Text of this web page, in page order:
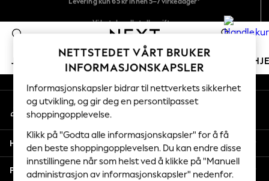
Vi betaler alle tollavgifter
Fleksible og sikre betalinger med Klarna
0
JENTER GUTTER BABY KVINNER
GIRLS
New In
50 - 92cm
98 - 110cm
116 - 134cm
140 - 174cm
Trending: Top & Short Sets
Våre sosiale nettverk
Min konto
Logg inn på kontoen din
Hjelp
Personvern & Juridisk
NETTSTEDET VÅRT BRUKER
INFORMASJONSKAPSLER
Informasjonskapsler bidrar til nettverkets sikkerhet
og utvikling, og gir deg en persontilpasset
shoppingopplevelse.
Klikk på "Godta alle informasjonskapsler" for å få
den beste shoppingopplevelsen. Du kan endre disse
innstillingene når som helst ved å klikke på "Manuell
administrasjon av informasjonskapsler" nedenfor.